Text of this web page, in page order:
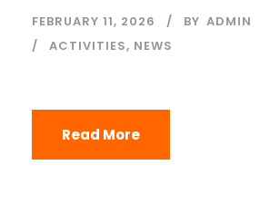
FEBRUARY 11, 2026 BY ADMIN
ACTIVITIES, NEWS
Read More